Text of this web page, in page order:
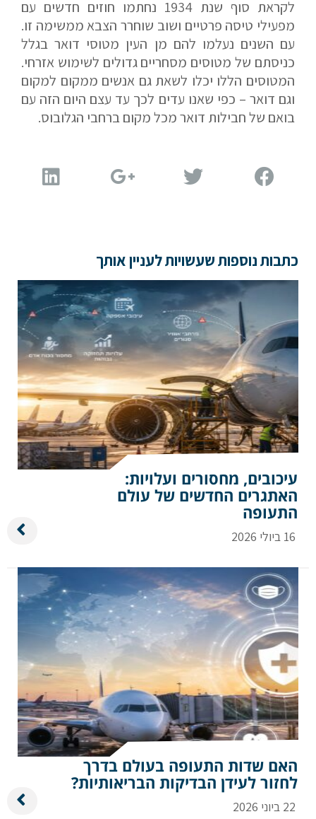
לקראת סוף שנת 1934 נחתמו חוזים חדשים עם
מפעילי טיסה פרטיים ושוב שוחרר הצבא ממשימה זו.
עם השנים נעלמו להם מן העין מטוסי דואר בגלל
כניסתם של מטוסים מסחריים גדולים לשימוש אזרחי.
המטוסים הללו יכלו לשאת גם אנשים ממקום למקום
וגם דואר – כפי שאנו עדים לכך עד עצם היום הזה עם
בואם של חבילות דואר מכל מקום ברחבי הגלובוס.
כתבות נוספות שעשויות לעניין אותך
עיכובים, מחסורים ועלויות:
האתגרים החדשים של עולם
התעופה
16 ביולי 2026
האם שדות התעופה בעולם בדרך
לחזור לעידן הבדיקות הבריאותיות?
22 ביוני 2026
ולעזור לכם להגשים את החלומות שלכם בעולם התעופה.
השאירו לנו פרטים ונחזור אליכם.
שם פרטי
דוא"ל
טלפון
הערות ושאלות
שלח הודעה